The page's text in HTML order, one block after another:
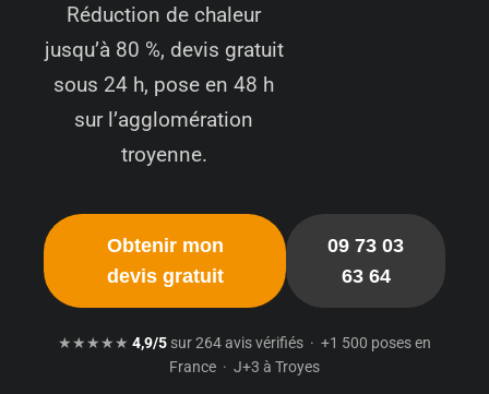
Réduction de chaleur
jusqu’à 80 %, devis gratuit
sous 24 h, pose en 48 h
sur l’agglomération
troyenne.
Obtenir mon
devis gratuit
09 73 03
63 64
★★★★★ 4,9/5 sur 264 avis vérifiés · +1 500 poses en
France · J+3 à Troyes